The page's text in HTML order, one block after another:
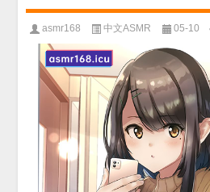
asmr168 中文ASMR 05-10